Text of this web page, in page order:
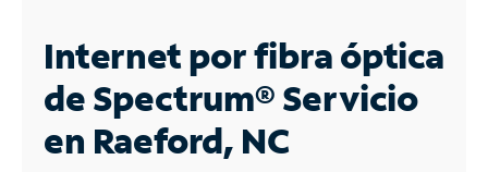
Business
Contáctanos
Internet por fibra óptica
de Spectrum®Servicio
en Raeford, NC